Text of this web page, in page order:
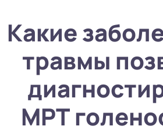
Какие
травмы
МРТ